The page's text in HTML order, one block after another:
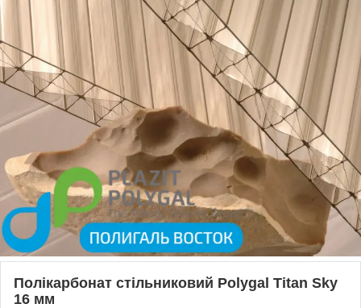
Полікарбонат стільниковий Polygal Titan Sky
16 мм